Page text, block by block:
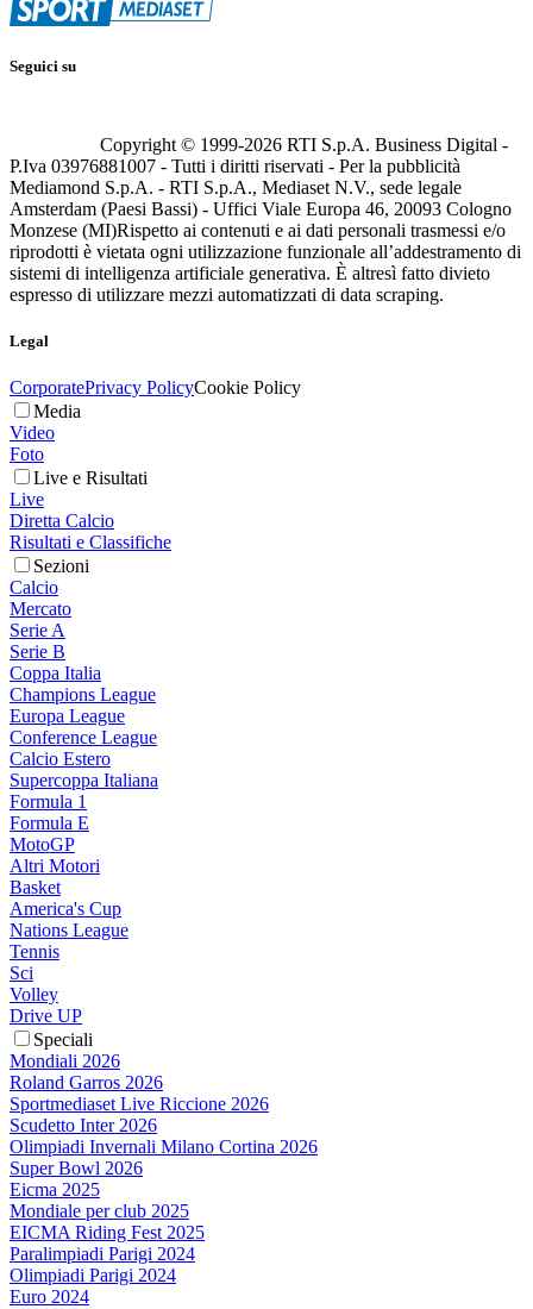
Seguici su
Copyright © 1999-2026 RTI S.p.A. Business Digital -
P.Iva 03976881007 - Tutti i diritti riservati - Per la pubblicità
Mediamond S.p.A. - RTI S.p.A., Mediaset N.V., sede legale
Amsterdam (Paesi Bassi) - Uffici Viale Europa 46, 20093 Cologno
Monzese (MI)Rispetto ai contenuti e ai dati personali trasmessi e/o
riprodotti è vietata ogni utilizzazione funzionale all’addestramento di
sistemi di intelligenza artificiale generativa. È altresì fatto divieto
espresso di utilizzare mezzi automatizzati di data scraping.
Legal
CorporatePrivacy PolicyCookie Policy
Media
Video
Foto
Live e Risultati
Live
Diretta Calcio
Risultati e Classifiche
Sezioni
Calcio
Mercato
Serie A
Serie B
Coppa Italia
Champions League
Europa League
Conference League
Calcio Estero
Supercoppa Italiana
Formula 1
Formula E
MotoGP
Altri Motori
Basket
America's Cup
Nations League
Tennis
Sci
Volley
Drive UP
Speciali
Mondiali 2026
Roland Garros 2026
Sportmediaset Live Riccione 2026
Scudetto Inter 2026
Olimpiadi Invernali Milano Cortina 2026
Super Bowl 2026
Eicma 2025
Mondiale per club 2025
EICMA Riding Fest 2025
Paralimpiadi Parigi 2024
Olimpiadi Parigi 2024
Euro 2024